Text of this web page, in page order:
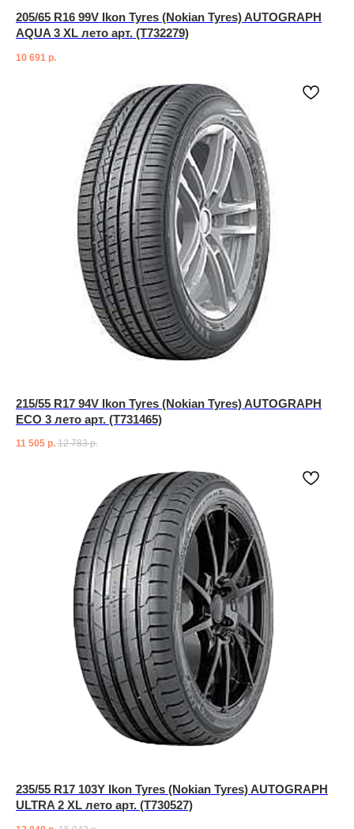
205/65 R16 99V Ikon Tyres (Nokian Tyres) AUTOGRAPH
AQUA 3 XL лето арт. (T732279)
10 691 р.
215/55 R17 94V Ikon Tyres (Nokian Tyres) AUTOGRAPH
ECO 3 лето арт. (T731465)
11 505 р. 12 783 р.
235/55 R17 103Y Ikon Tyres (Nokian Tyres) AUTOGRAPH
ULTRA 2 XL лето арт. (T730527)